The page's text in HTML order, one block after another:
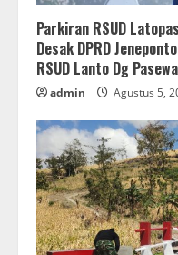
Parkiran RSUD
Desak DPRD
RSUD Lanto Dg
admin Agustus 5,